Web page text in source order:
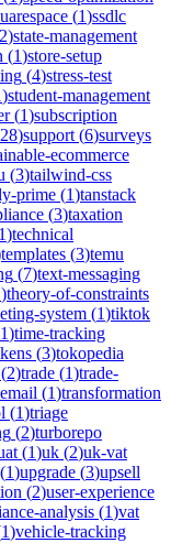
(1)ssdlc
2)state-management
(1)store-setup
(4)stress-test
)student-management
(1)subscription
28)support (6)surveys
ecommerce
(3)tailwind-css
prime (1)tanstack
(3)taxation
1)technical
templates (3)temu
(7)text-messaging
)theory-of-constraints
system (1)tiktok
1)time-tracking
(3)tokopedia
(2)trade (1)trade-
(1)transformation
(1)triage
(2)turborepo
(1)uk (2)uk-vat
(1)upgrade (3)upsell
(2)user-experience
analysis (1)vat
1)vehicle-tracking